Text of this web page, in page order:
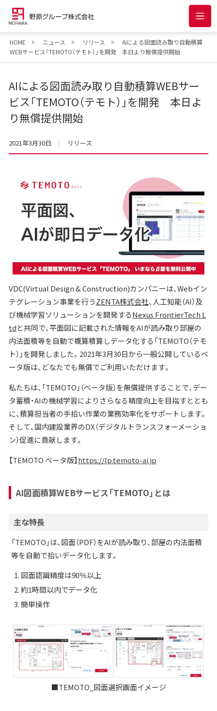
HOME ニュース リリース
AIによる図面読み取り自動積算
WEBサービス「TEMOTO（テモト）」を開発 本日より無償提供開始
AIによる図面読み取り自動積算WEBサー
ビス「TEMOTO（テモト）」を開発 本日よ
り無償提供開始
2021年3月30日 リリース
VDC(Virtual Design & Construction)カンパニーは、Webイン
テグレーション事業を行うZENTA株式会社、人工知能（AI）及
び機械学習ソリューションを開発するNexus FrontierTech L
tdと共同で、平面図に記載された情報をAIが読み取り部屋の
内法面積等を自動で概算積算しデータ化する「TEMOTO（テモ
ト）」を開発しました。2021年3月30日から一般公開しているベ
ータ版は、どなたでも無償でご利用いただけます。
私たちは、「TEMOTO」（ベータ版）を無償提供することで、デー
タ蓄積・AIの機械学習によりさらなる精度向上を⽬指すととも
に、積算担当者の手拾い作業の業務効率化をサポートします。
そして、国内建設業界のDX（デジタルトランスフォーメーショ
ン）促進に貢献します。
【TEMOTO ベータ版】https://lp.temoto-ai.jp
AI図面積算WEBサービス「TEMOTO」とは
主な特長
「TEMOTO」は、図面（PDF）をAIが読み取り、部屋の内法面積
等を自動で拾いデータ化します。
図面認識精度は90％以上
約1時間以内でデータ化
簡単操作
■TEMOTO_図面選択画面イメージ